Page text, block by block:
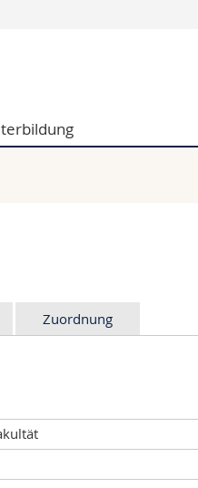
Forschende
Zuordnung